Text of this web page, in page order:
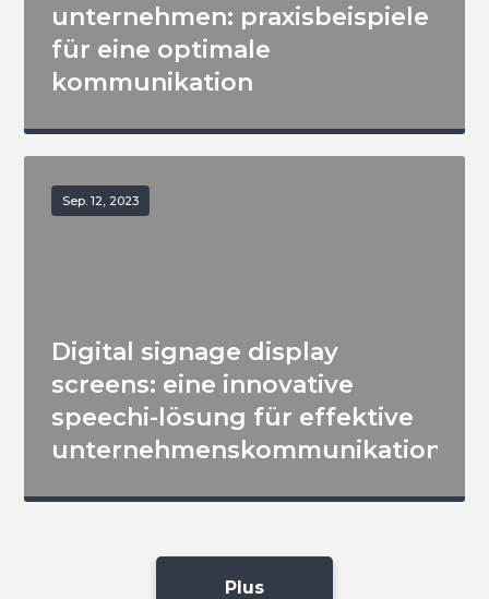
unternehmen: praxisbeispiele
für eine optimale
kommunikation
Sep. 12, 2023
Digital signage display
screens: eine innovative
speechi-lösung für effektive
unternehmenskommunikation
Plus